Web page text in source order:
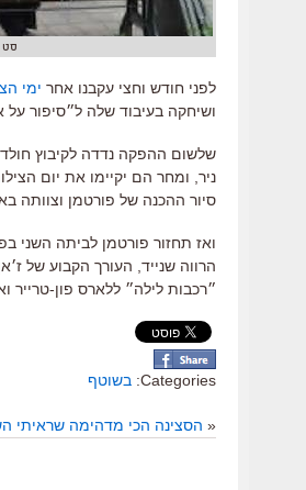
סט
לפני חודש וחצי עקבנו אחר ימי
ושיחקה בעיבוד שלה ל״סיפור על
שלשום ההפקה נדדה לקיבוץ
ניר, ומחר הם יקיימו את יום
סיור ההכנה של פורטמן וצוותה
ואז תחזור פורטמן לביתה השני
הרווה שנייד, העורך הקבוע של
״רכבות לילה״ ללארס פון-טרייר
Categories: בשוטף
« הסצינה הכי מדהימה שראיתי